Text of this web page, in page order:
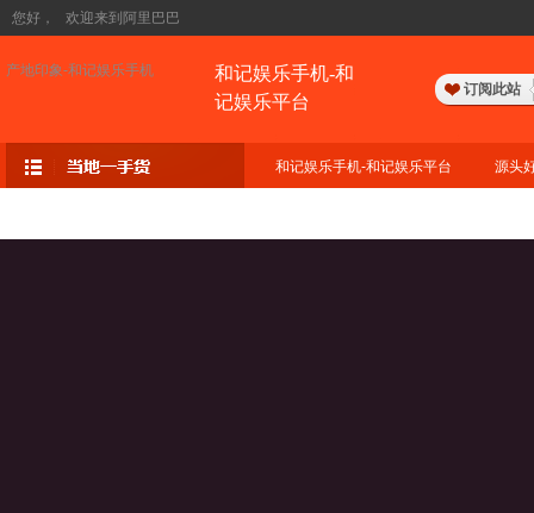
您好， 欢迎来到阿里巴巴
产地印象-和记娱乐手机
和记娱乐手机-和
记娱乐平台
订阅此站
和记娱乐手机-和记娱乐平台 源头